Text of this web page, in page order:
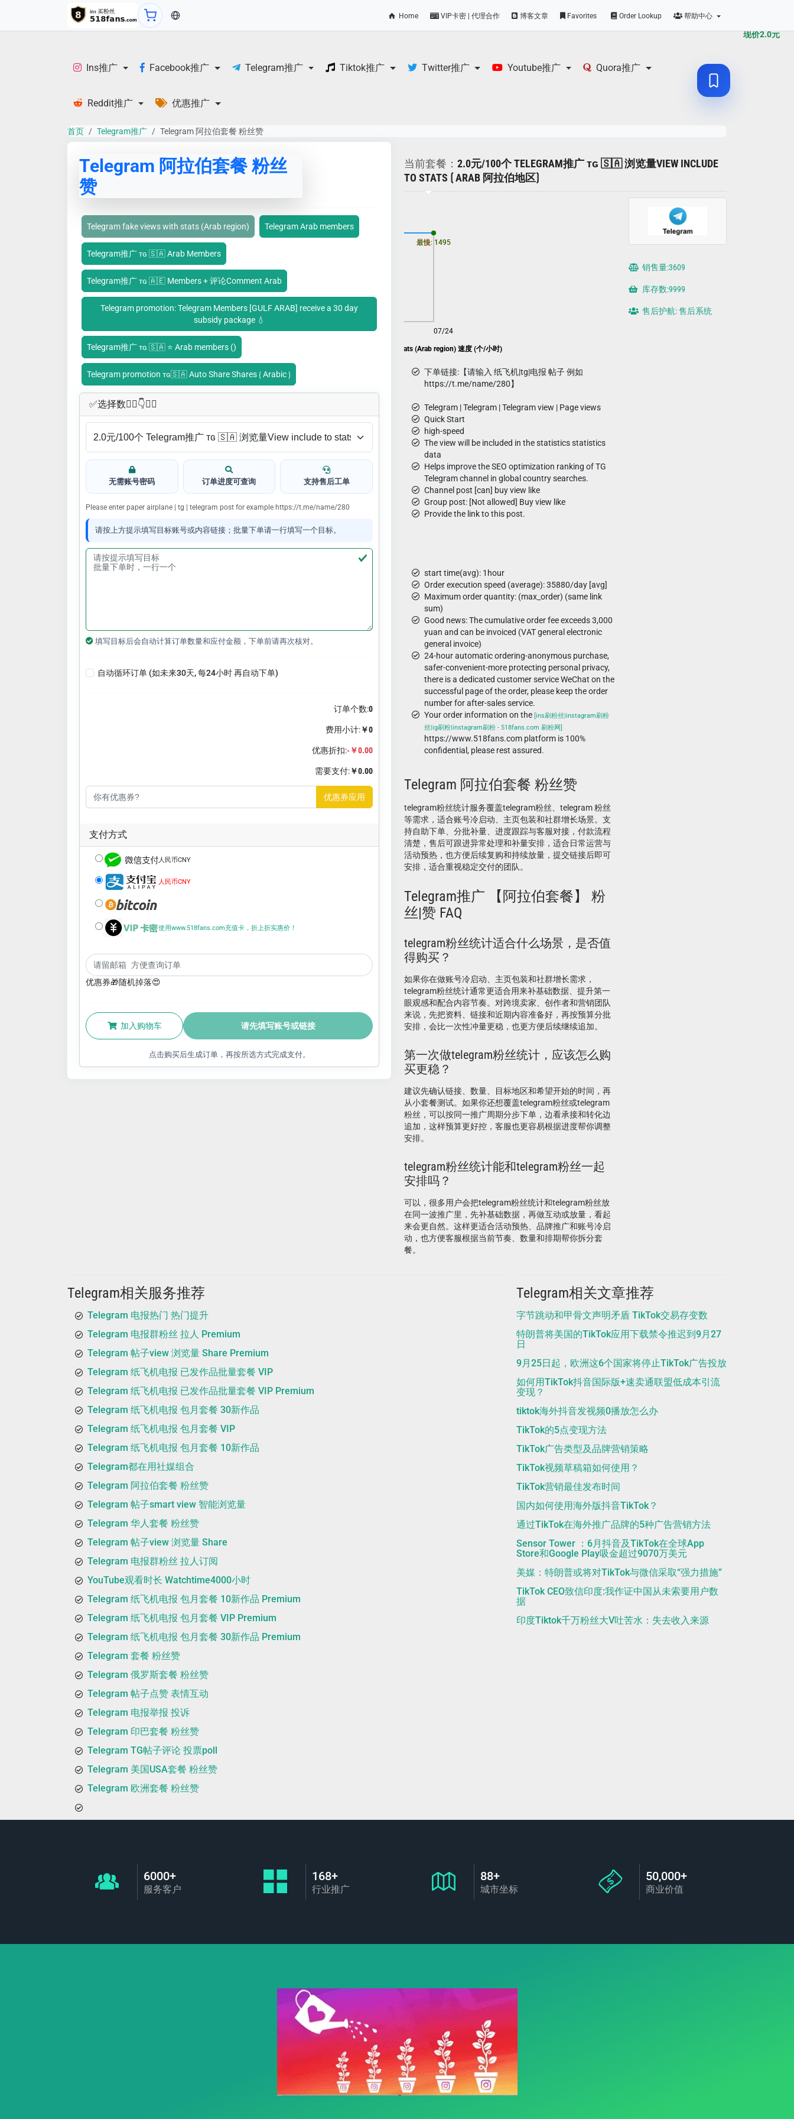
当前语言：English Home VIP卡密 | 代理合作 博客文章 Favorites Order Lookup 帮助中心
Ins推广 Facebook推广 Telegram推广 Tiktok推广 Twitter推广 Youtube推广 Quora推广
Reddit推广 优惠推广
首页 Telegram推广 Telegram 阿拉伯套餐 粉丝赞
Telegram 阿拉伯套餐 粉丝
赞
Telegram fake views with stats (Arab region) Telegram Arab members
Telegram推广 ᴛɢ 🇸🇦 Arab Members
Telegram推广 ᴛɢ 🇦🇪 Members + 评论Comment Arab
Telegram promotion: Telegram Members [GULF ARAB] receive a 30 day
subsidy package 💧
Telegram推广 ᴛɢ 🇸🇦 ⭐ Arab members ()
Telegram promotion ᴛɢ🇸🇦 Auto Share Shares ⟮ Arabic ⟯
✅​选择数👇🏻​​👇👇🏻​​
无需账号密码 订单进度可查询 支持售后工单
Please enter paper airplane | tg | telegram post for example https://t.me/name/280
请按上方提示填写目标账号或内容链接；批量下单请一行填写一个目标。
填写目标后会自动计算订单数量和应付金额，下单前请再次核对。
自动循环订单 (如未来30天, 每24小时 再自动下单)
订单个数:0
费用小计:￥0
优惠折扣:-￥0.00
需要支付:￥0.00
优惠券应用
支付方式
人民币CNY
人民币CNY
使用www.518fans.com充值卡，折上折实惠价！
优惠券🎁随机掉落😍
加入购物车 请先填写账号或链接
点击购买后生成订单，再按所选方式完成支付。
现价2.0元
当前套餐： 2.0元/100个 TELEGRAM推广 ᴛɢ 🇸🇦 浏览量VIEW INCLUDE
TO STATS ⟮ ARAB 阿拉伯地区⟯
Telegram fake views with stats (Arab region) 速度 (个/小时)
更新时间: 2026-08-06
07/24
08/06
最慢: 1495
最快: 1495
下单链接:【请输入 纸飞机|tg|电报 帖子 例如
https://t.me/name/280】
Telegram | Telegram | Telegram view | Page views
Quick Start
high-speed
The view will be included in the statistics statistics
data
Helps improve the SEO optimization ranking of TG
Telegram channel in global country searches.
Channel post [can] buy view like
Group post: [Not allowed] Buy view like
Provide the link to this post.
start time(avg): 1hour
Order execution speed (average): 35880/day [avg]
Maximum order quantity: (max_order) (same link
sum)
Good news: The cumulative order fee exceeds 3,000
yuan and can be invoiced (VAT general electronic
general invoice)
24-hour automatic ordering-anonymous purchase,
safer-convenient-more protecting personal privacy,
there is a dedicated customer service WeChat on the
successful page of the order, please keep the order
number for after-sales service.
Your order information on the [ins刷粉丝|instagram刷粉
丝|ig刷粉|instagram刷粉 - 518fans.com 刷粉网]
https://www.518fans.com platform is 100%
confidential, please rest assured.
Telegram 阿拉伯套餐 粉丝赞
telegram粉丝统计服务覆盖telegram粉丝、telegram 粉丝
等需求，适合账号冷启动、主页包装和社群增长场景。支
持自助下单、分批补量、进度跟踪与客服对接，付款流程
清楚，售后可跟进异常处理和补量安排，适合日常运营与
活动预热，也方便后续复购和持续放量，提交链接后即可
安排，适合重视稳定交付的团队。
Telegram推广 【阿拉伯套餐】 粉
丝|赞 FAQ
telegram粉丝统计适合什么场景，是否值
得购买？
如果你在做账号冷启动、主页包装和社群增长需求，
telegram粉丝统计通常更适合用来补基础数据、提升第一
眼观感和配合内容节奏。对跨境卖家、创作者和营销团队
来说，先把资料、链接和近期内容准备好，再按预算分批
安排，会比一次性冲量更稳，也更方便后续继续追加。
第一次做telegram粉丝统计，应该怎么购
买更稳？
建议先确认链接、数量、目标地区和希望开始的时间，再
从小套餐测试。如果你还想覆盖telegram粉丝或telegram
粉丝，可以按同一推广周期分步下单，边看承接和转化边
追加，这样预算更好控，客服也更容易根据进度帮你调整
安排。
telegram粉丝统计能和telegram粉丝一起
安排吗？
可以，很多用户会把telegram粉丝统计和telegram粉丝放
在同一波推广里，先补基础数据，再做互动或放量，看起
来会更自然。这样更适合活动预热、品牌推广和账号冷启
动，也方便客服根据当前节奏、数量和排期帮你拆分套
餐。
销售量:3609
库存数:9999
售后护航: 售后系统
Telegram相关服务推荐
Telegram 电报热门 热门提升
Telegram 电报群粉丝 拉人 Premium
Telegram 帖子view 浏览量 Share Premium
Telegram 纸飞机电报 已发作品批量套餐 VIP
Telegram 纸飞机电报 已发作品批量套餐 VIP Premium
Telegram 纸飞机电报 包月套餐 30新作品
Telegram 纸飞机电报 包月套餐 VIP
Telegram 纸飞机电报 包月套餐 10新作品
Telegram都在用社媒组合
Telegram 阿拉伯套餐 粉丝赞
Telegram 帖子smart view 智能浏览量
Telegram 华人套餐 粉丝赞
Telegram 帖子view 浏览量 Share
Telegram 电报群粉丝 拉人订阅
YouTube观看时长 Watchtime4000小时
Telegram 纸飞机电报 包月套餐 10新作品 Premium
Telegram 纸飞机电报 包月套餐 VIP Premium
Telegram 纸飞机电报 包月套餐 30新作品 Premium
Telegram 套餐 粉丝赞
Telegram 俄罗斯套餐 粉丝赞
Telegram 帖子点赞 表情互动
Telegram 电报举报 投诉
Telegram 印巴套餐 粉丝赞
Telegram TG帖子评论 投票poll
Telegram 美国USA套餐 粉丝赞
Telegram 欧洲套餐 粉丝赞
Telegram相关文章推荐
字节跳动和甲骨文声明矛盾 TikTok交易存变数
特朗普将美国的TikTok应用下载禁令推迟到9月27
日
9月25日起，欧洲这6个国家将停止TikTok广告投放
如何用TikTok抖音国际版+速卖通联盟低成本引流
变现？
tiktok海外抖音发视频0播放怎么办
TikTok的5点变现方法
TikTok广告类型及品牌营销策略
TikTok视频草稿箱如何使用？
TikTok营销最佳发布时间
国内如何使用海外版抖音TikTok？
通过TikTok在海外推广品牌的5种广告营销方法
Sensor Tower ：6月抖音及TikTok在全球App
Store和Google Play吸金超过9070万美元
美媒：特朗普或将对TikTok与微信采取“强力措施”
TikTok CEO致信印度:我作证中国从未索要用户数
据
印度Tiktok千万粉丝大V吐苦水：失去收入来源
6000+
服务客户
168+
行业推广
88+
城市坐标
50,000+
商业价值